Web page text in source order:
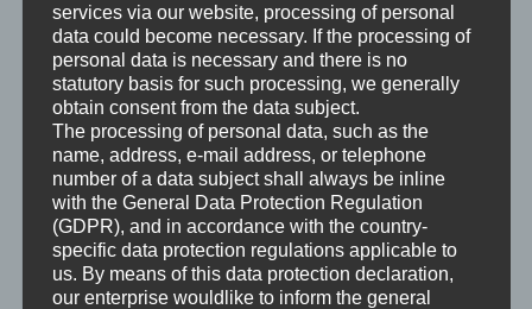
Mentoring
Mentoring ist das individualisierte Weitergeben von Wissen und
Erfahrungen durch Interaktion zwischen einer erfahrenen Person
und einem Klienten.
Supervision
Supervision ist das individualisierte Reflektieren der gemachten
oder anstehenden professionellen Erfahrungen durch Interaktion
zwischen einem Supervisor und einem Klienten.
Ausbildung
Ausbildung ist die angepasste Vermittlung von allgemeinem Wissen
und praktischen Fertigkeiten zu diesem Wissen durch eine
services via our website, processing of personal
data could become necessary. If the processing of
personal data is necessary and there is no
statutory basis for such processing, we generally
obtain consent from the data subject.
The processing of personal data, such as the
name, address, e-mail address, or telephone
number of a data subject shall always be inline
with the General Data Protection Regulation
(GDPR), and in accordance with the country-
specific data protection regulations applicable to
us. By means of this data protection declaration,
our enterprise wouldlike to inform the general